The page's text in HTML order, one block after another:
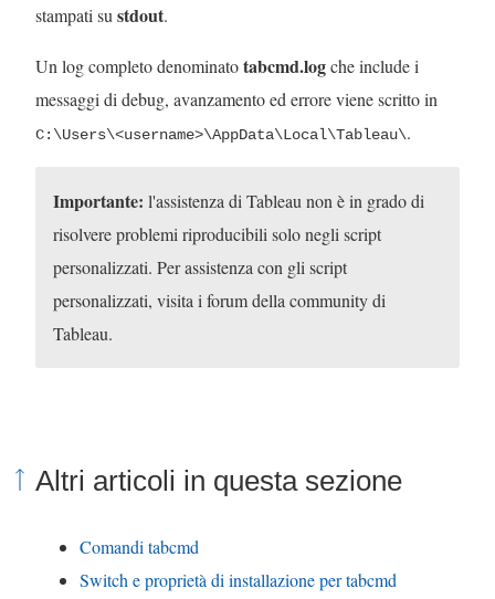
stampati su stdout.
Un log completo denominatotabcmd.logche include i
messaggi di debug, avanzamento ed errore viene scritto in
C:\Users\<username>\AppData\Local\Tableau\.
Importante: l'assistenza di Tableau non è in grado di
risolvere problemi riproducibili solo negli script
personalizzati. Per assistenza con gli script
personalizzati, visita i forum della community di
Tableau.
Altri articoli in questa sezione
Comandi tabcmd
Switch e proprietà di installazione per tabcmd